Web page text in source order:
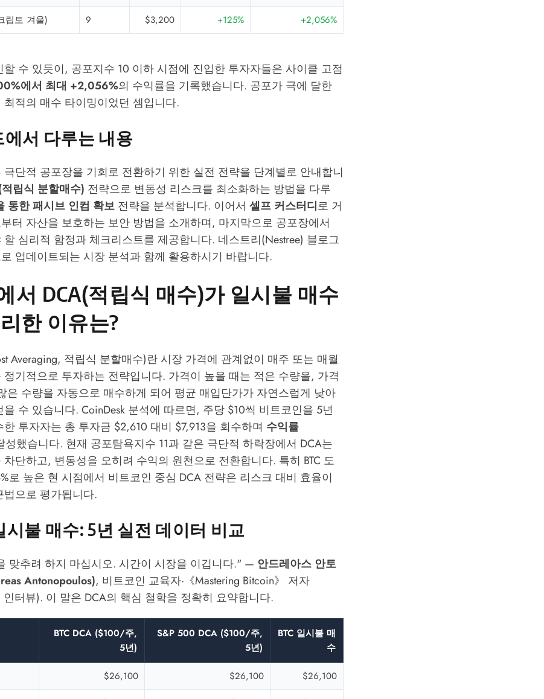
립토 겨울) 9 $3,200 +125% +2,056%
할 수 있듯이, 공포지수 10 이하 시점에 진입한 투자자들은 사이클 고점
에서 최대 +2,056%의 수익률을 기록했습니다. 공포가 극에 달한
최적의 매수 타이밍이었던 셈입니다.
에서 다루는 내용
극단적 공포장을 기회로 전환하기 위한 실전 전략을 단계별로 안내합니
립식 분할매수) 전략으로 변동성 리스크를 최소화하는 방법을 다루
통한 패시브 인컴 확보 전략을 분석합니다. 이어서 셀프 커스터디로 거
터 자산을 보호하는 보안 방법을 소개하며, 마지막으로 공포장에서
할 심리적 함정과 체크리스트를 제공합니다. 네스트리(Nestree) 블로그
업데이트되는 시장 분석과 함께 활용하시기 바랍니다.
서 DCA(적립식 매수)가 일시불 매수
한 이유는?
Averaging, 적립식 분할매수)란 시장 가격에 관계없이 매주 또는 매월
정기적으로 투자하는 전략입니다. 가격이 높을 때는 적은 수량을, 가격
은 수량을 자동으로 매수하게 되어 평균 매입단가가 자연스럽게 낮아
수 있습니다. CoinDesk 분석에 따르면, 주당 $10씩 비트코인을 5년
한 투자자는 총 투자금 $2,610 대비 $7,913을 회수하며 수익률
성했습니다. 현재 공포탐욕지수 11과 같은 극단적 하락장에서 DCA는
단하고, 변동성을 오히려 수익의 원천으로 전환합니다. 특히 BTC 도
로 높은 현 시점에서 비트코인 중심 DCA 전략은 리스크 대비 효율이
법으로 평가됩니다.
시불 매수: 5년 실전 데이터 비교
맞추려 하지 마십시오. 시간이 시장을 이깁니다." — 안드레아스 안토
Antonopoulos), 비트코인 교육자·《Mastering Bitcoin》 저자
인터뷰). 이 말은 DCA의 핵심 철학을 정확히 요약합니다.
BTC DCA ($100/주,
5년)
S&P 500 DCA ($100/주,
5년)
BTC 일시불 매
수
$26,100 $26,100 $26,100